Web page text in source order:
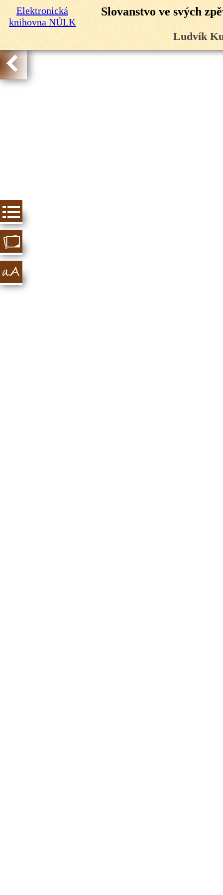
Elektronická
knihovna NÚLK
Slovanstvo ve svých
Ludvík